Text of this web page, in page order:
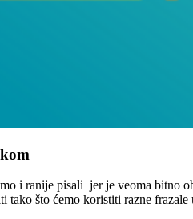
i ranije pisali jer je veoma bitno
što ćemo koristiti razne